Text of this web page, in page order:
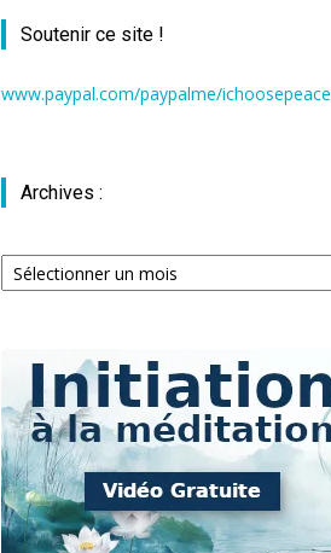
Soutenir ce site !
www.paypal.com/paypalme/ichoosepeace
Archives :
Archives